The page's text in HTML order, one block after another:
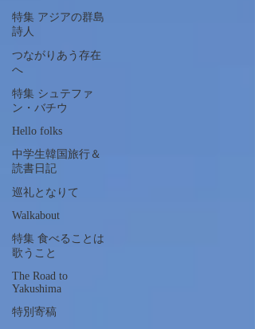
特集 アジアの群島
詩人
つながりあう存在
へ
特集 シュテファ
ン・バチウ
Hello folks
中学生韓国旅行＆
読書日記
巡礼となりて
Walkabout
特集 食べることは
歌うこと
The Road to
Yakushima
特別寄稿